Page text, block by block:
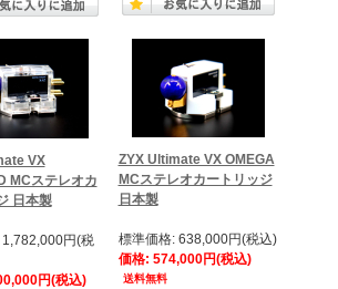
VX
MCステレオカ
日本製
円(税
円(税込)
ZYX Ultimate VX OMEGA
MCステレオカートリッジ
日本製
標準価格: 638,000円(税込)
価格: 574,000円(税込)
送料無料